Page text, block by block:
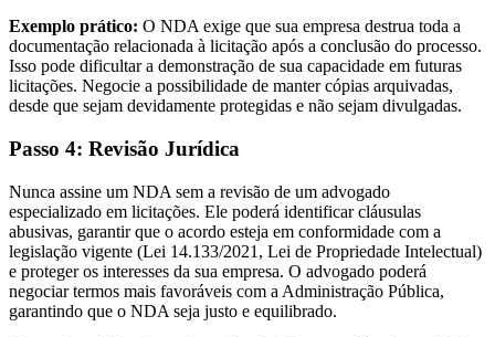
Exemplo prático: O NDA exige que sua empresa destrua toda a
documentação relacionada à licitação após a conclusão do processo.
Isso pode dificultar a demonstração de sua capacidade em futuras
licitações. Negocie a possibilidade de manter cópias arquivadas,
desde que sejam devidamente protegidas e não sejam divulgadas.
Passo 4: Revisão Jurídica
Nunca assine um NDA sem a revisão de um advogado
especializado em licitações. Ele poderá identificar cláusulas
abusivas, garantir que o acordo esteja em conformidade com a
legislação vigente (Lei 14.133/2021, Lei de Propriedade Intelectual)
e proteger os interesses da sua empresa. O advogado poderá
negociar termos mais favoráveis com a Administração Pública,
garantindo que o NDA seja justo e equilibrado.